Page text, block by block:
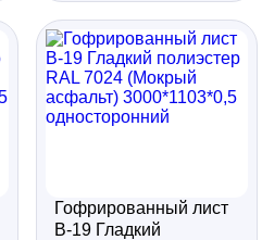
Гофрированный лист
В-19 Гладкий